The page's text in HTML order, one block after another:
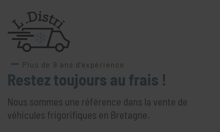
Plus de 9 ans d’expérience
Restez toujours au frais !
Nous sommes une référence dans la vente de
véhicules frigorifiques en Bretagne.